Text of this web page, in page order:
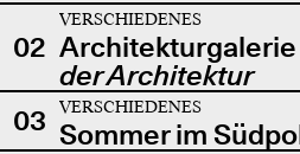
02
VERSCHIEDENES
Architekturgalerie
der Architektur
03
VERSCHIEDENES
Sommer im